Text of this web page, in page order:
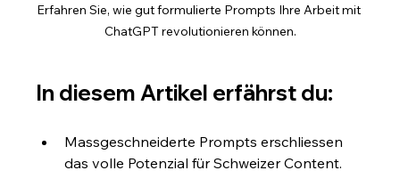
Erfahren Sie, wie gut formulierte Prompts Ihre Arbeit mit
ChatGPT revolutionieren können.
In diesem Artikel erfährst du:
Massgeschneiderte Prompts erschliessen
das volle Potenzial für Schweizer Content.